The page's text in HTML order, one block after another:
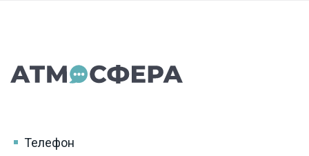
Телефон